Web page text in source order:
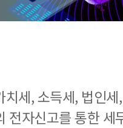
세, 소득세, 법인
전자신고를 통한 세